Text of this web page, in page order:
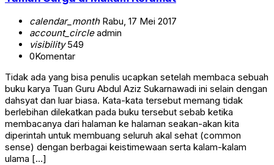
calendar_monthRabu, 17 Mei 2017
account_circleadmin
visibility549
0Komentar
Tidak ada yang bisa penulis ucapkan setelah membaca sebuah
buku karya Tuan Guru Abdul Aziz Sukarnawadi ini selain dengan
dahsyat dan luar biasa. Kata-kata tersebut memang tidak
berlebihan dilekatkan pada buku tersebut sebab ketika
membacanya dari halaman ke halaman seakan-akan kita
diperintah untuk membuang seluruh akal sehat (common
sense) dengan berbagai keistimewaan serta kalam-kalam
ulama […]